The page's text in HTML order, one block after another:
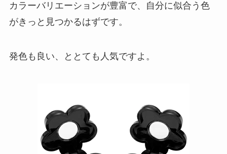
カラーバリエーションが豊富で、自分に似合う色
がきっと見つかるはずです。
発色も良い、ととても人気ですよ。